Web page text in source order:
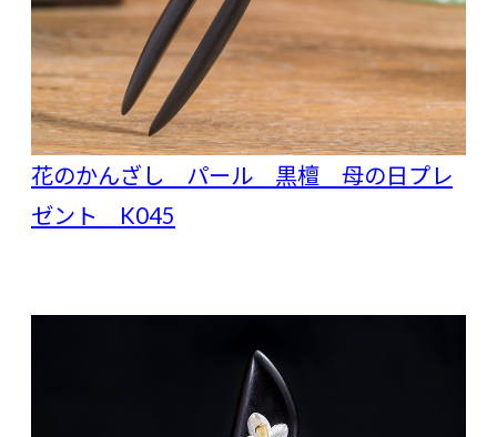
花のかんざし パール 黒檀 母の日プレ
ゼント K045